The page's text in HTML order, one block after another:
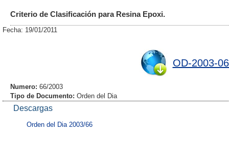
Criterio de Clasificación para Resina Epoxi.
Fecha: 19/01/2011
OD-2003-
Numero: 66/2003
Tipo de Documento: Orden del Dia
Descargas
Orden del Dia 2003/66